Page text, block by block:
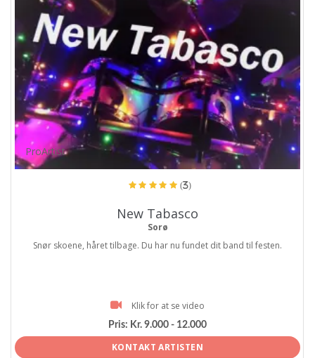
ProArtist
(3)
New Tabasco
Sorø
Snør skoene, håret tilbage. Du har nu fundet dit band til festen.
Klik for at se video
Pris: Kr. 9.000 - 12.000
KONTAKT ARTISTEN